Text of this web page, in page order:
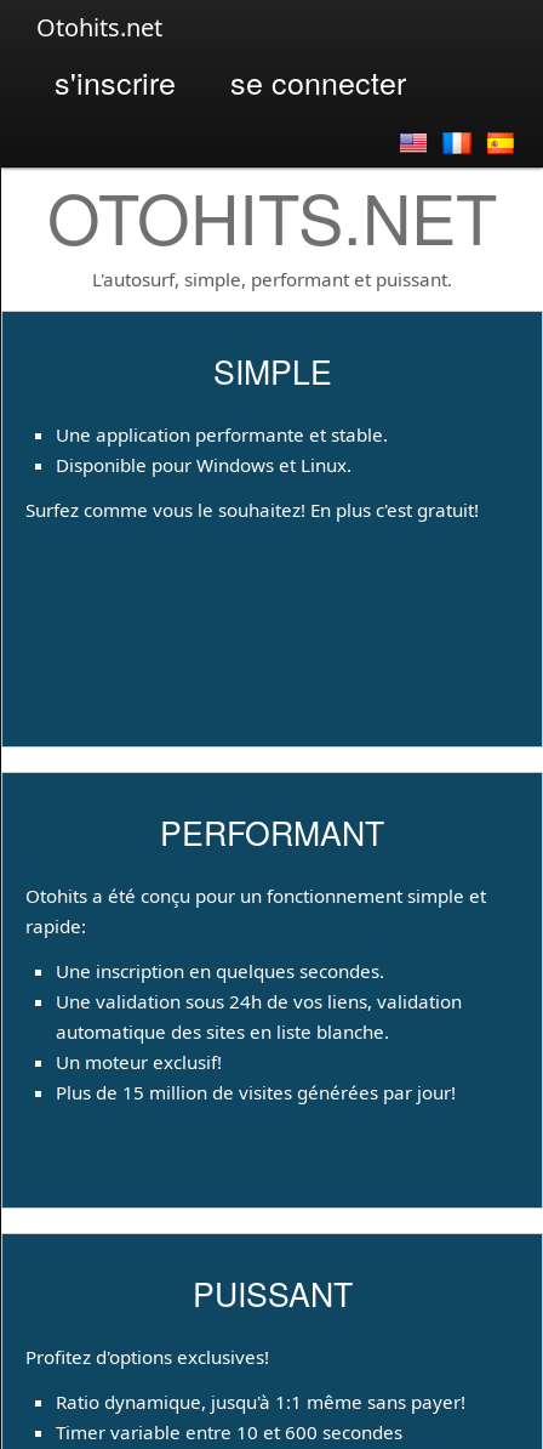
Otohits.net
s'inscrire se connecter
OTOHITS.NET
L'autosurf, simple, performant et puissant.
SIMPLE
Une application performante et stable.
Disponible pour Windows et Linux.
Surfez comme vous le souhaitez! En plus c'est gratuit!
PERFORMANT
Otohits a été conçu pour un fonctionnement simple et
rapide:
Une inscription en quelques secondes.
Une validation sous 24h de vos liens, validation
automatique des sites en liste blanche.
Un moteur exclusif!
Plus de 15 million de visites générées par jour!
PUISSANT
Profitez d'options exclusives!
Ratio dynamique, jusqu'à 1:1 même sans payer!
Timer variable entre 10 et 600 secondes